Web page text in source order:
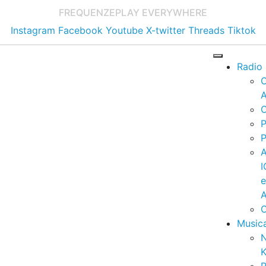
FREQUENZEPLAY EVERYWHERE
Instagram Facebook Youtube X-twitter Threads Tiktok
Radio
e